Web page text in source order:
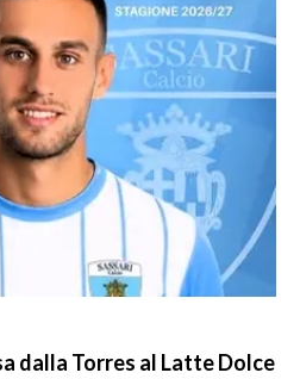
dalla Torres al Latte Dolce